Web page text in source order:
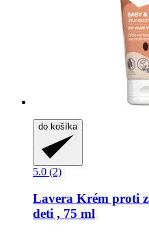
do košíka
5.0 (2)
Lavera Krém proti
deti , 75 ml